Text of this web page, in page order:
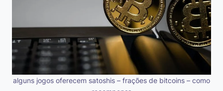
alguns jogos oferecem satoshis – frações de bitcoins – como